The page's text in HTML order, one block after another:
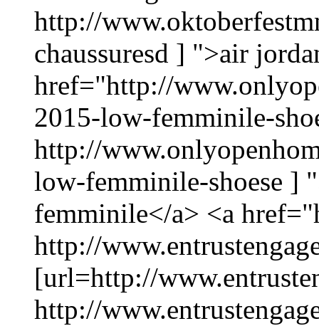
http://
chaussuresd ] ">air
href="http://
2015-low-femminile-
http://
low-femminile-shoese ]
femminile</a> <a
http://
[url=http://
http://